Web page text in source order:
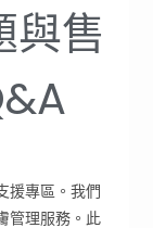
與售
援專區。我們
管理服務。此